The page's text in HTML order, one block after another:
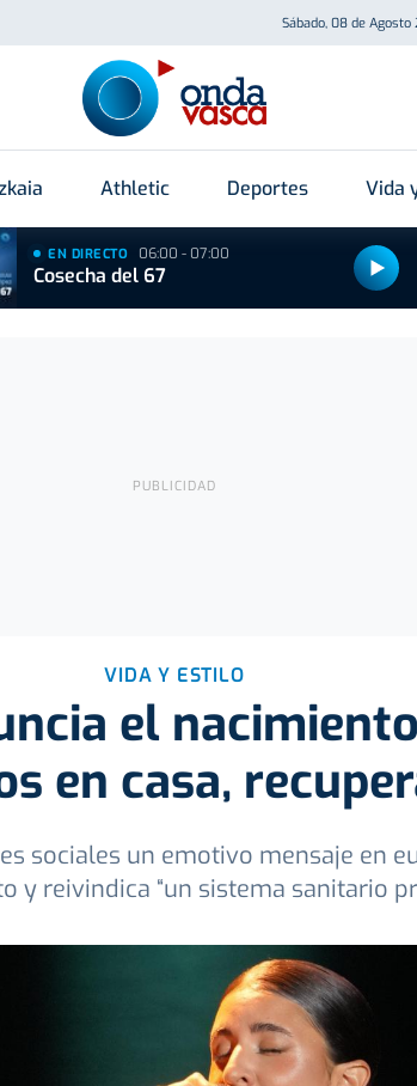
Sábado, 08 de
Athletic Deportes Vida
EN DIRECTO 06:00 - 07:00
Cosecha del 67
VIDA Y ESTILO
el
en casa,
sociales un emotivo mensaje en
y reivindica “un sistema sanitario